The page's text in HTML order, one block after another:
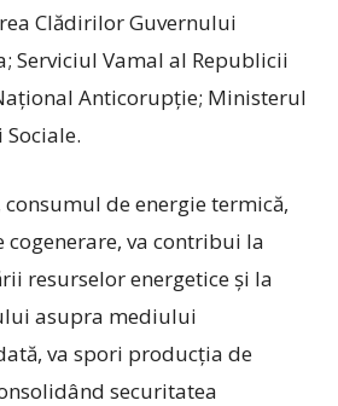
Clădirilor Guvernului
Serviciul Vamal al Republicii
Anticorupție; Ministerul
de energie termică,
va contribui la
resurselor energetice și la
asupra mediului
va spori producția de
securitatea